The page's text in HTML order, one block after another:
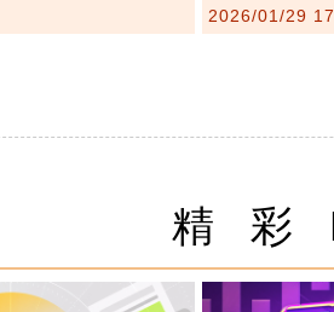
2026/01/29
精 彩